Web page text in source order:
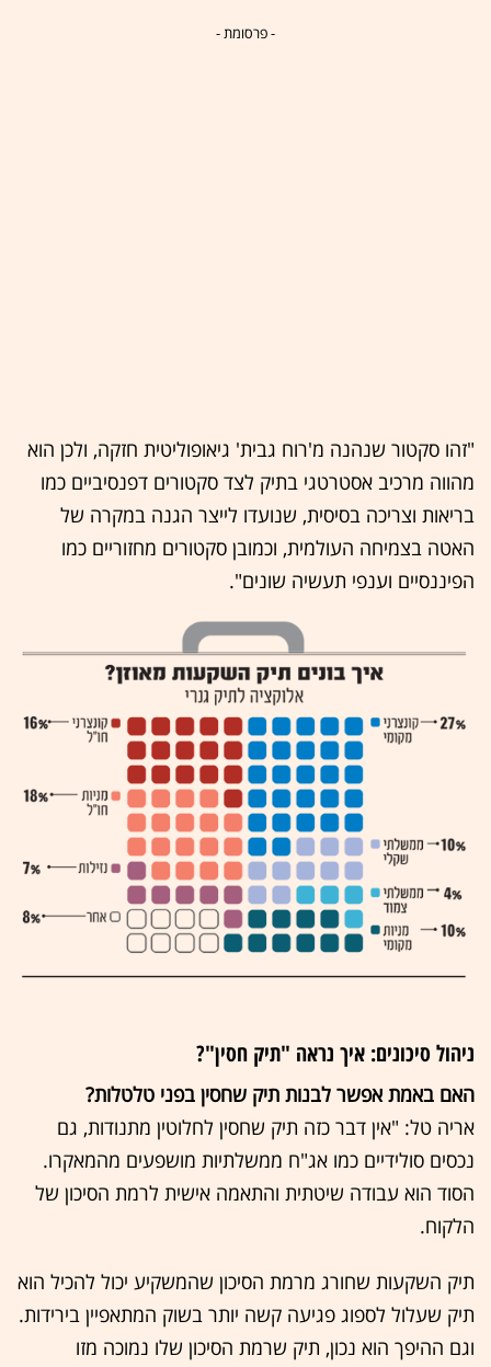
- פרסומת -
"זהו סקטור שנהנה מ'רוח גבית' גיאופוליטית חזקה, ולכן הוא
מהווה מרכיב אסטרטגי בתיק לצד סקטורים דפנסיביים כמו
בריאות וצריכה בסיסית, שנועדו לייצר הגנה במקרה של
האטה בצמיחה העולמית, וכמובן סקטורים מחזוריים כמו
הפיננסיים וענפי תעשיה שונים".
ניהול סיכונים: איך נראה "תיק חסין"?
האם באמת אפשר לבנות תיק שחסין בפני טלטלות?
אריה טל: "אין דבר כזה תיק שחסין לחלוטין מתנודות, גם
נכסים סולידיים כמו אג"ח ממשלתיות מושפעים מהמאקרו.
הסוד הוא עבודה שיטתית והתאמה אישית לרמת הסיכון של
הלקוח.
תיק השקעות שחורג מרמת הסיכון שהמשקיע יכול להכיל הוא
תיק שעלול לספוג פגיעה קשה יותר בשוק המתאפיין בירידות.
וגם ההיפך הוא נכון, תיק שרמת הסיכון שלו נמוכה מזו